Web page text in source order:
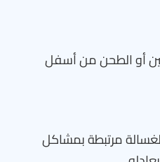
أو الطحن من أسفل
مرتبطة بمشاكل